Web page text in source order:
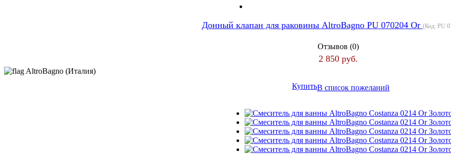
Донный клапан для раковины AltroBagno PU 070204 Or (Код: PU
Отзывов (0)
2 850 руб.
AltroBagno (Италия)
КупитьВ список пожеланий